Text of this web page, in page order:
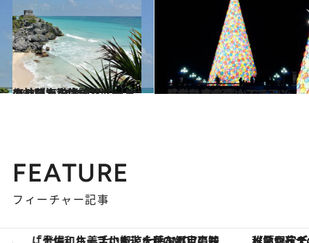
2014.11.29
カリブ海沿岸のリゾートエリアで マヤ文明の「水の神秘」を体験
旅＆お出かけ 2014.12.24
メキシコのクリスマスツリーは 色彩豊かでラテン感覚たっぷり
旅＆お出かけ
FEATURE
フィーチャー記事